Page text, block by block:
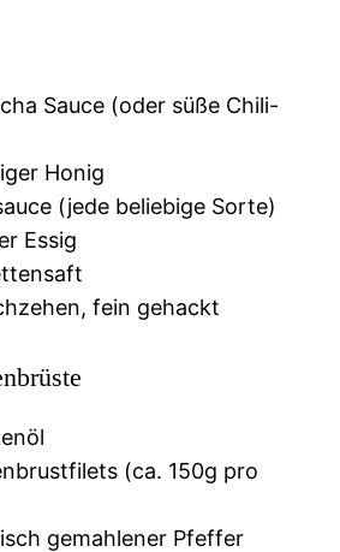
Sauce (oder süße Chili-
Honig
(jede beliebige Sorte)
Essig
fein gehackt
(ca. 150g pro
gemahlener Pfeffer